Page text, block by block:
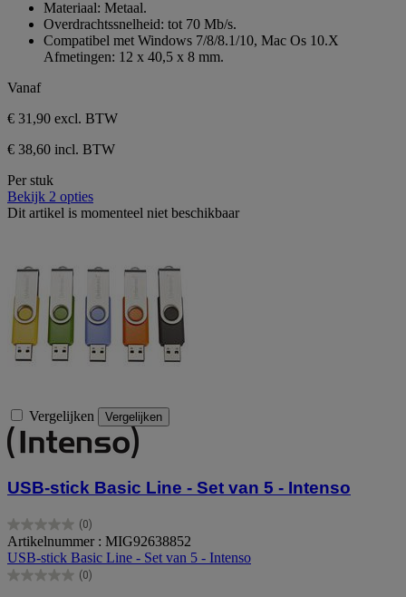
sterren.
Materiaal: Metaal.
Overdrachtssnelheid: tot 70 Mb/s.
Compatibel met Windows 7/8/8.1/10, Mac Os 10.X
Afmetingen: 12 x 40,5 x 8 mm.
Vanaf
€ 31,90 excl. BTW
€ 38,60 incl. BTW
Per stuk
Bekijk 2 opties
Dit artikel is momenteel niet beschikbaar
Vergelijken Vergelijken
USB-stick Basic Line - Set van 5 - Intenso
(0)
0.0
van
de
5
Artikelnummer : MIG92638852
USB-stick Basic Line - Set van 5 - Intenso
(0)
0.0